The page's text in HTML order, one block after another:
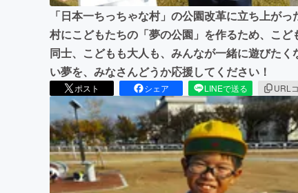
「日本一ちっちゃな村」の公園改革に立ち上が
村にこどもたちの「夢の公園」を作るため、こ
同士、こどもも大人も、みんなが一緒に遊びた
い夢を、みなさんどうか応援してください！
ポスト シェア LINEで送る URL